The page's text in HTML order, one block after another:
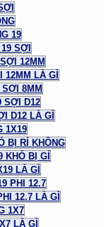
19
SỢI
12MM
12MM LÀ GÌ
8MM
SỢI D12
D12 LÀ GÌ
1X19
BỊ RỈ KHÔNG
KHÓ BỊ GỈ
LÀ GÌ
PHI 12.7
12.7 LÀ GÌ
1X7
LÀ GÌ